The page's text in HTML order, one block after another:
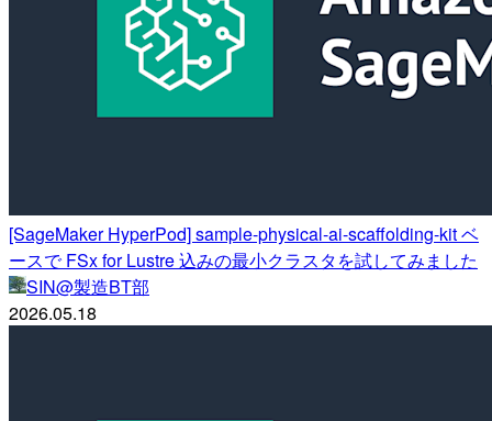
[SageMaker HyperPod] sample-physical-ai-scaffolding-kit ベ
ースで FSx for Lustre 込みの最小クラスタを試してみました
SIN@製造BT部
2026.05.18